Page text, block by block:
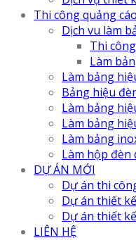
Thi công quảng cáo
Dịch vu làm
Thi
Làm
Làm bảng
Bảng hiệu
Làm bảng
Làm bảng
Làm bảng
Làm hộp đèn
DỰ ÁN MỚI
Dự án thi
Dự án thiết
Dự án thiết
LIÊN HỆ